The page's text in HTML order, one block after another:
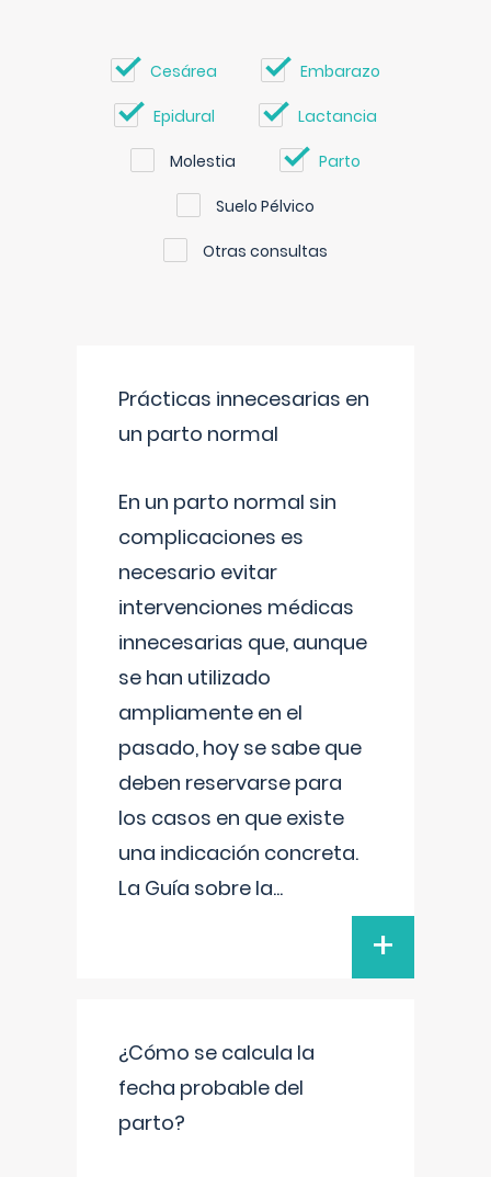
Cesárea Embarazo
Epidural Lactancia
Molestia Parto
Suelo Pélvico
Otras consultas
Prácticas innecesarias en
un parto normal
En un parto normal sin
complicaciones es
necesario evitar
intervenciones médicas
innecesarias que, aunque
se han utilizado
ampliamente en el
pasado, hoy se sabe que
deben reservarse para
los casos en que existe
una indicación concreta.
La Guía sobre la...
+
¿Cómo se calcula la
fecha probable del
parto?